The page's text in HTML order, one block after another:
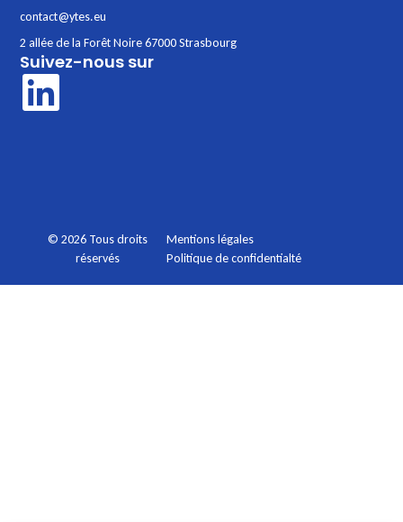
contact@ytes.eu
2 allée de la Forêt Noire 67000 Strasbourg
Suivez-nous sur
© 2026 Tous droits
réservés
Mentions légales
Politique de confidentialté